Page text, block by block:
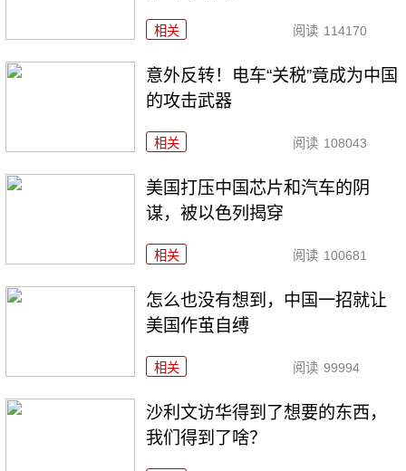
相关 阅读 114170
意外反转！电车“关税”竟成为中国
的攻击武器
相关 阅读 108043
美国打压中国芯片和汽车的阴
谋，被以色列揭穿
相关 阅读 100681
怎么也没有想到，中国一招就让
美国作茧自缚
相关 阅读 99994
沙利文访华得到了想要的东西，
我们得到了啥？